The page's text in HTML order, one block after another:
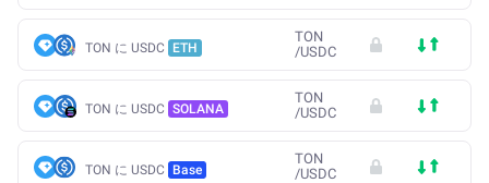
TON に USDC ETH
TON
/USDC
TON に USDC SOLANA
TON
/USDC
TON に USDC Base
TON
/USDC